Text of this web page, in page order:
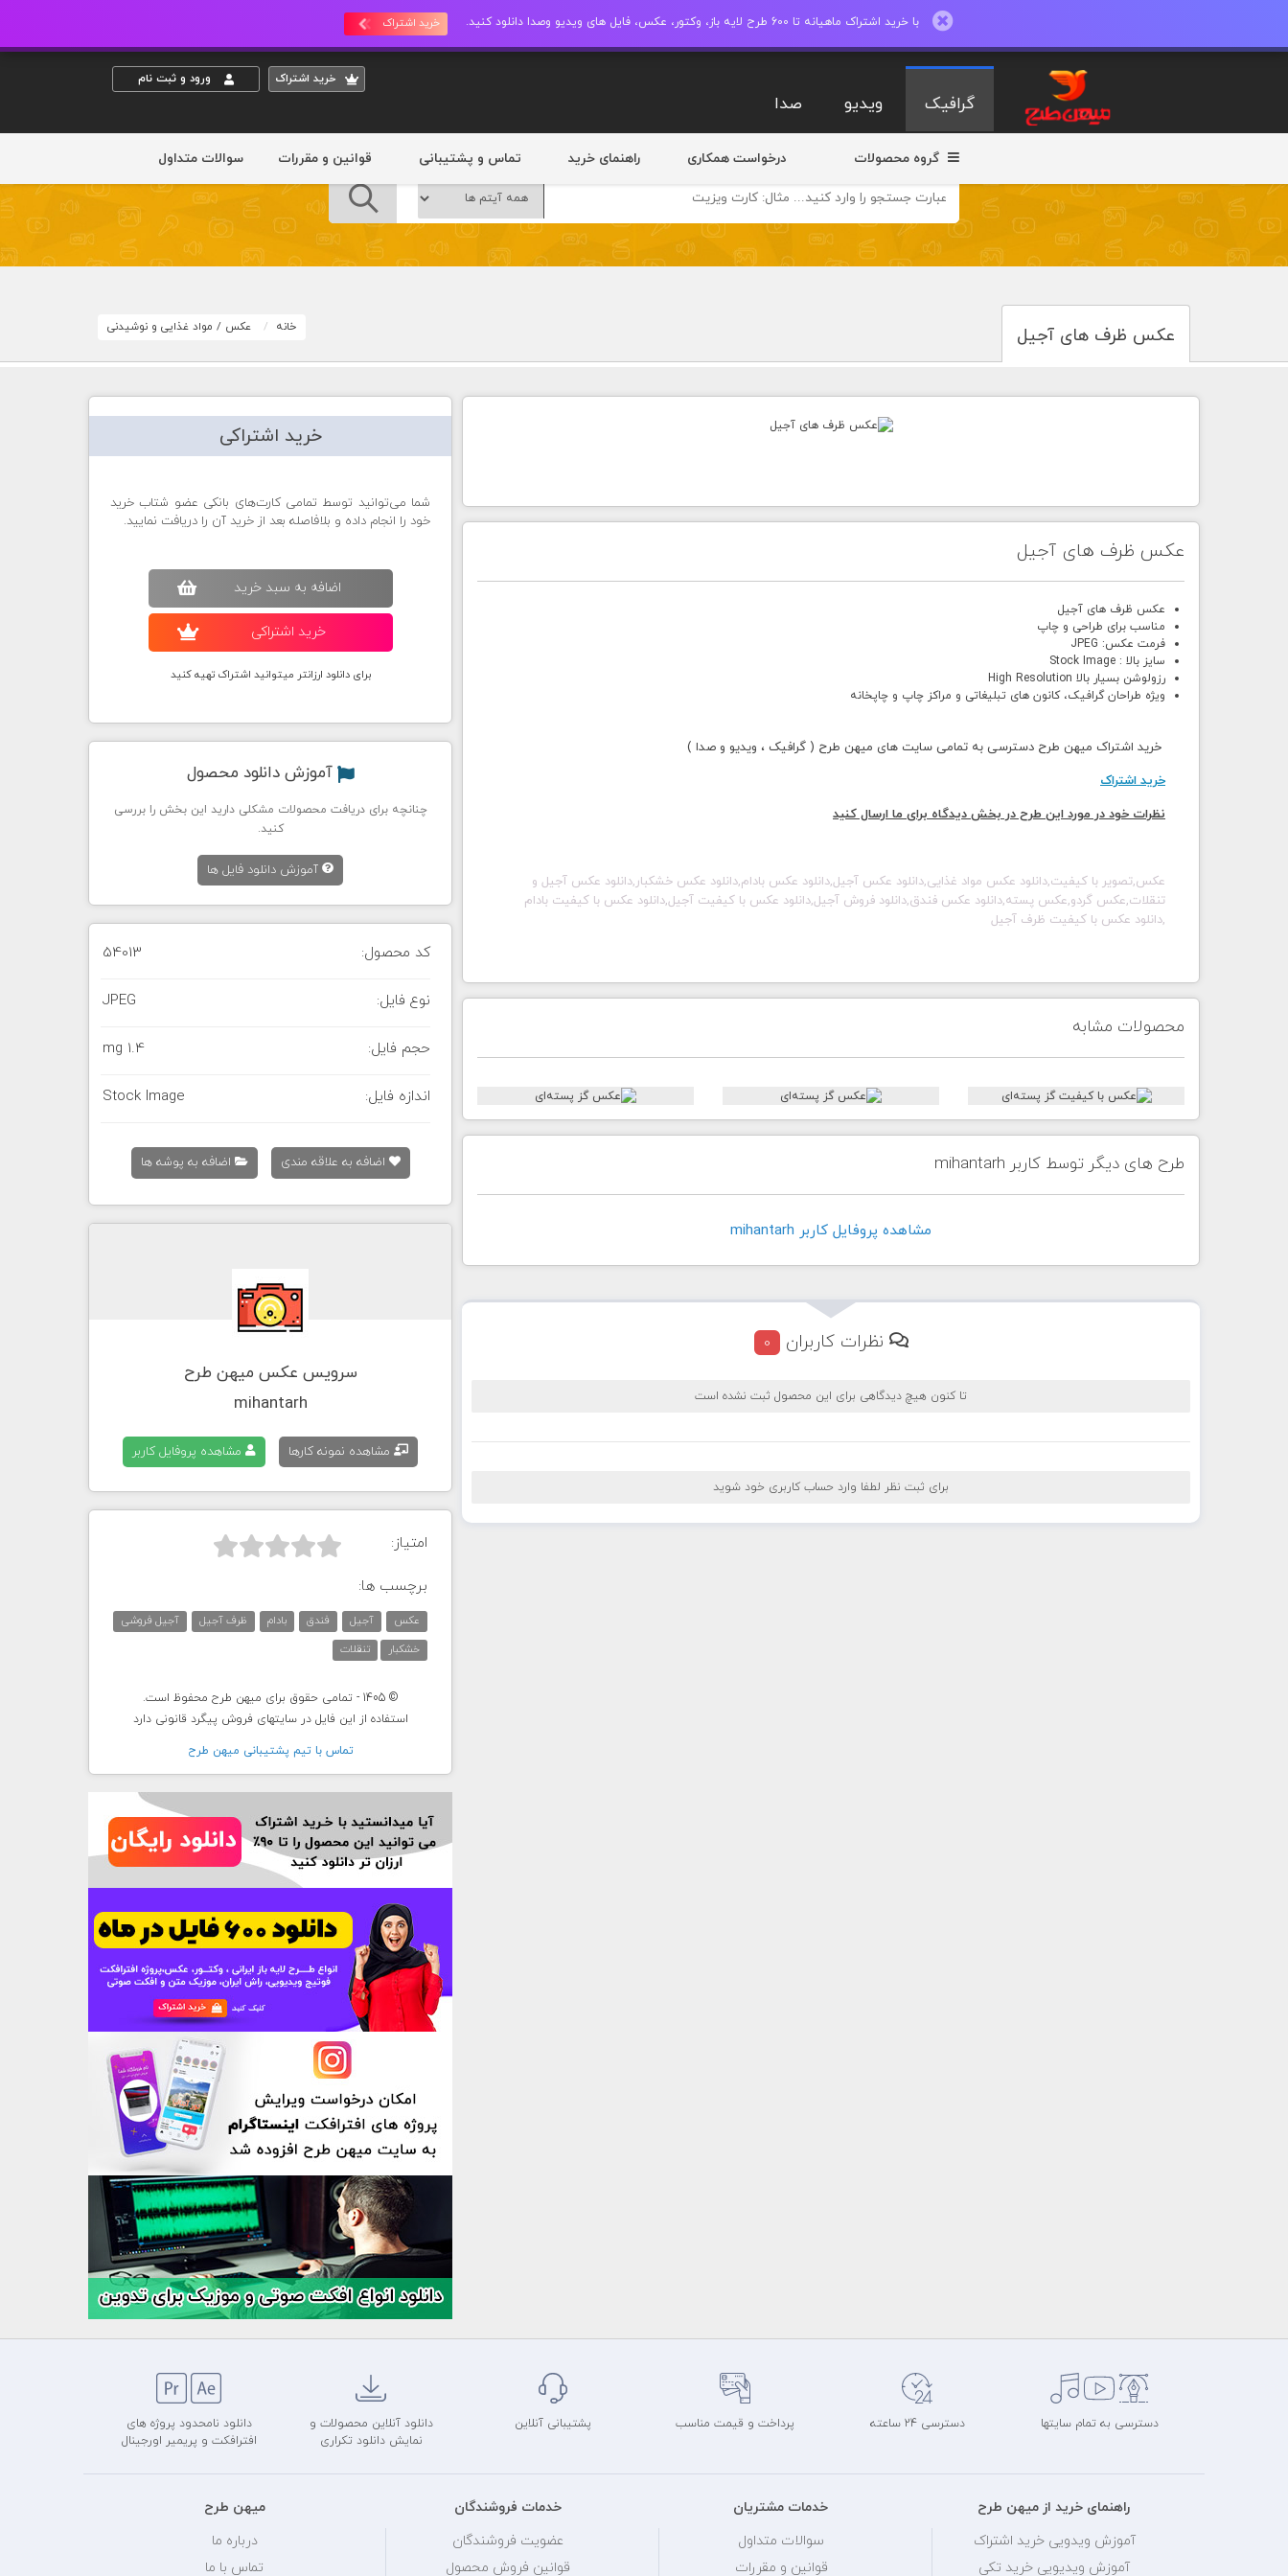
با خرید اشتراک ماهیانه تا 600 طرح لایه باز، وکتور، عکس، فایل های ویدیو وصدا دانلود کنید. خرید اشتراک
خريد اشتراک ورود و ثبت نام
گرافیک ویدیو صدا
گروه محصولات درخواست همکاری راهنمای خرید تماس و پشتیبانی قوانین و مقررات سوالات متداول
عکس ظرف های آجیل خانه عکس / مواد غذایی و نوشیدنی
عکس ظرف های آجیل
عکس ظرف های آجیل
مناسب برای طراحی و چاپ
فرمت عکس: JPEG
سایز بالا : Stock Image
رزولوشن بسیار بالا High Resolution
ویژه طراحان گرافیک، کانون های تبلیغاتی و مراکز چاپ و چاپخانه
خرید اشتراک میهن طرح دسترسی به تمامی سایت های میهن طرح ( گرافیک ، ویدیو و صدا )
خرید اشتراک
نظرات خود در مورد این طرح در بخش دیدگاه برای ما ارسال کنید
عکس,تصویر با کیفیت,دانلود عکس مواد غذایی,دانلود عکس آجیل,دانلود عکس بادام,دانلود عکس خشکبار,دانلود عکس آجیل و
تنقلات,عکس گردو,عکس پسته,دانلود عکس فندق,دانلود فروش آجیل,دانلود عکس با کیفیت آجیل,دانلود عکس با کیفیت بادام
,دانلود عکس با کیفیت ظرف آجیل
محصولات مشابه
طرح های دیگر توسط کاربر mihantarh
مشاهده پروفايل کاربر mihantarh
نظرات کاربران 0
تا کنون هیچ دیدگاهی برای این محصول ثبت نشده است
برای ثبت نظر لطفا وارد حساب کاربری خود شوید
خرید اشتراکی
شما می‌توانید توسط تمامی کارت‌های بانکی عضو شتاب خرید
خود را انجام داده و بلافاصله بعد از خرید آن را دریافت نمایید.
اضافه به سبد خريد
خريد اشتراکی
برای دانلود ارزانتر میتوانید اشتراک تهیه کنید
آموزش دانلود محصول
چنانچه برای دریافت محصولات مشکلی دارید این بخش را بررسی
کنید.
آموزش دانلود فایل ها
کد محصول: 54013
نوع فایل: JPEG
حجم فایل: 1.4 mg
اندازه فایل: Stock Image
اضافه به علاقه مندی اضافه به پوشه ها
سرویس عکس میهن طرح
mihantarh
مشاهده نمونه کارها مشاهده پروفایل کاربر
امتیاز: 


برچسب ها:
عکس آجیل فندق بادام ظرف آجیل
آجیل فروشی
خشکبار
تنقلات
© 1405 - تمامی حقوق برای میهن طرح محفوظ است.
استفاده از این فایل در سایتهای فروش پیگرد قانونی دارد
تماس با تيم پشتيبانی ميهن طرح
دسترسی به تمام سایتها دسترسی 24 ساعته پرداخت و قیمت مناسب پشتیبانی آنلاین
دانلود آنلاین محصولات و
نمایش دانلود تکراری
دانلود نامحدود پروژه های
افترافکت و پریمیر اورجینال
راهنمای خرید از میهن طرح
آموزش ویدویی خرید اشتراک
آموزش ویدیویی خرید تکی
خدمات مشتریان
سوالات متداول
قوانین و مقررات
خدمات فروشندگان
عضویت فروشندگان
قوانین فروش محصول
میهن طرح
درباره ما
تماس با ما